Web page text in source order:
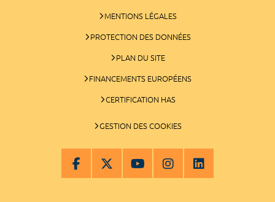
MENTIONS LÉGALES
PROTECTION DES DONNÉES
PLAN DU SITE
FINANCEMENTS EUROPÉENS
CERTIFICATION HAS
GESTION DES COOKIES